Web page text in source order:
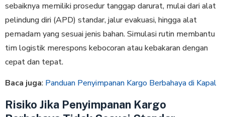
sebaiknya memiliki prosedur tanggap darurat, mulai dari alat
pelindung diri (APD) standar, jalur evakuasi, hingga alat
pemadam yang sesuai jenis bahan. Simulasi rutin membantu
tim logistik merespons kebocoran atau kebakaran dengan
cepat dan tepat.
Baca juga: Panduan Penyimpanan Kargo Berbahaya di Kapal
Risiko Jika Penyimpanan Kargo